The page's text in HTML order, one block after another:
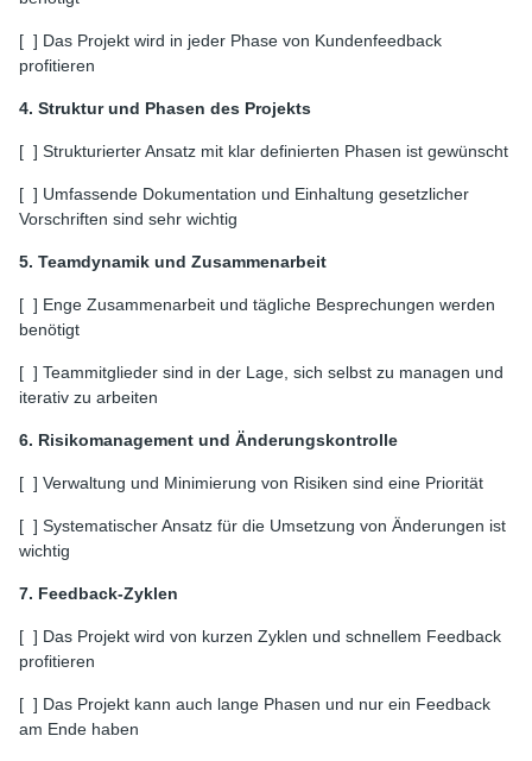
[ ] Das Projekt wird in jeder Phase von Kundenfeedback
profitieren
4. Struktur und Phasen des Projekts
[ ] Strukturierter Ansatz mit klar definierten Phasen ist gewünscht
[ ] Umfassende Dokumentation und Einhaltung gesetzlicher
Vorschriften sind sehr wichtig
5. Teamdynamik und Zusammenarbeit
[ ] Enge Zusammenarbeit und tägliche Besprechungen werden
benötigt
[ ] Teammitglieder sind in der Lage, sich selbst zu managen und
iterativ zu arbeiten
6. Risikomanagement und Änderungskontrolle
[ ] Verwaltung und Minimierung von Risiken sind eine Priorität
[ ] Systematischer Ansatz für die Umsetzung von Änderungen ist
wichtig
7. Feedback-Zyklen
[ ] Das Projekt wird von kurzen Zyklen und schnellem Feedback
profitieren
[ ] Das Projekt kann auch lange Phasen und nur ein Feedback
am Ende haben